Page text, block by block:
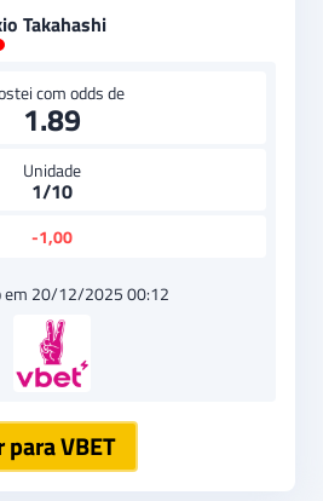
Takahashi
com odds de
1.89
Unidade
1/10
-1,00
em 20/12/2025 00:12
para VBET